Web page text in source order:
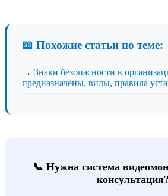
📖 Похожие статьи по теме:
→ Знаки безопасности в
предназначены, виды, правила
📞 Нужна система
консультация?